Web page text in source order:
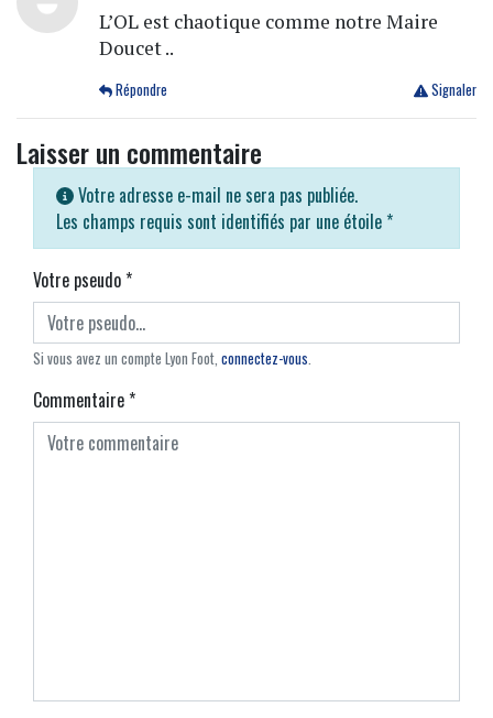
L’OL est chaotique comme notre Maire
Doucet ..
Signaler
Répondre
Laisser un commentaire
Votre adresse e-mail ne sera pas publiée.
Les champs requis sont identifiés par une étoile *
Votre pseudo*
Si vous avez un compte Lyon Foot, connectez-vous.
Commentaire*